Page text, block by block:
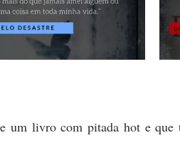
um livro com pitada hot e